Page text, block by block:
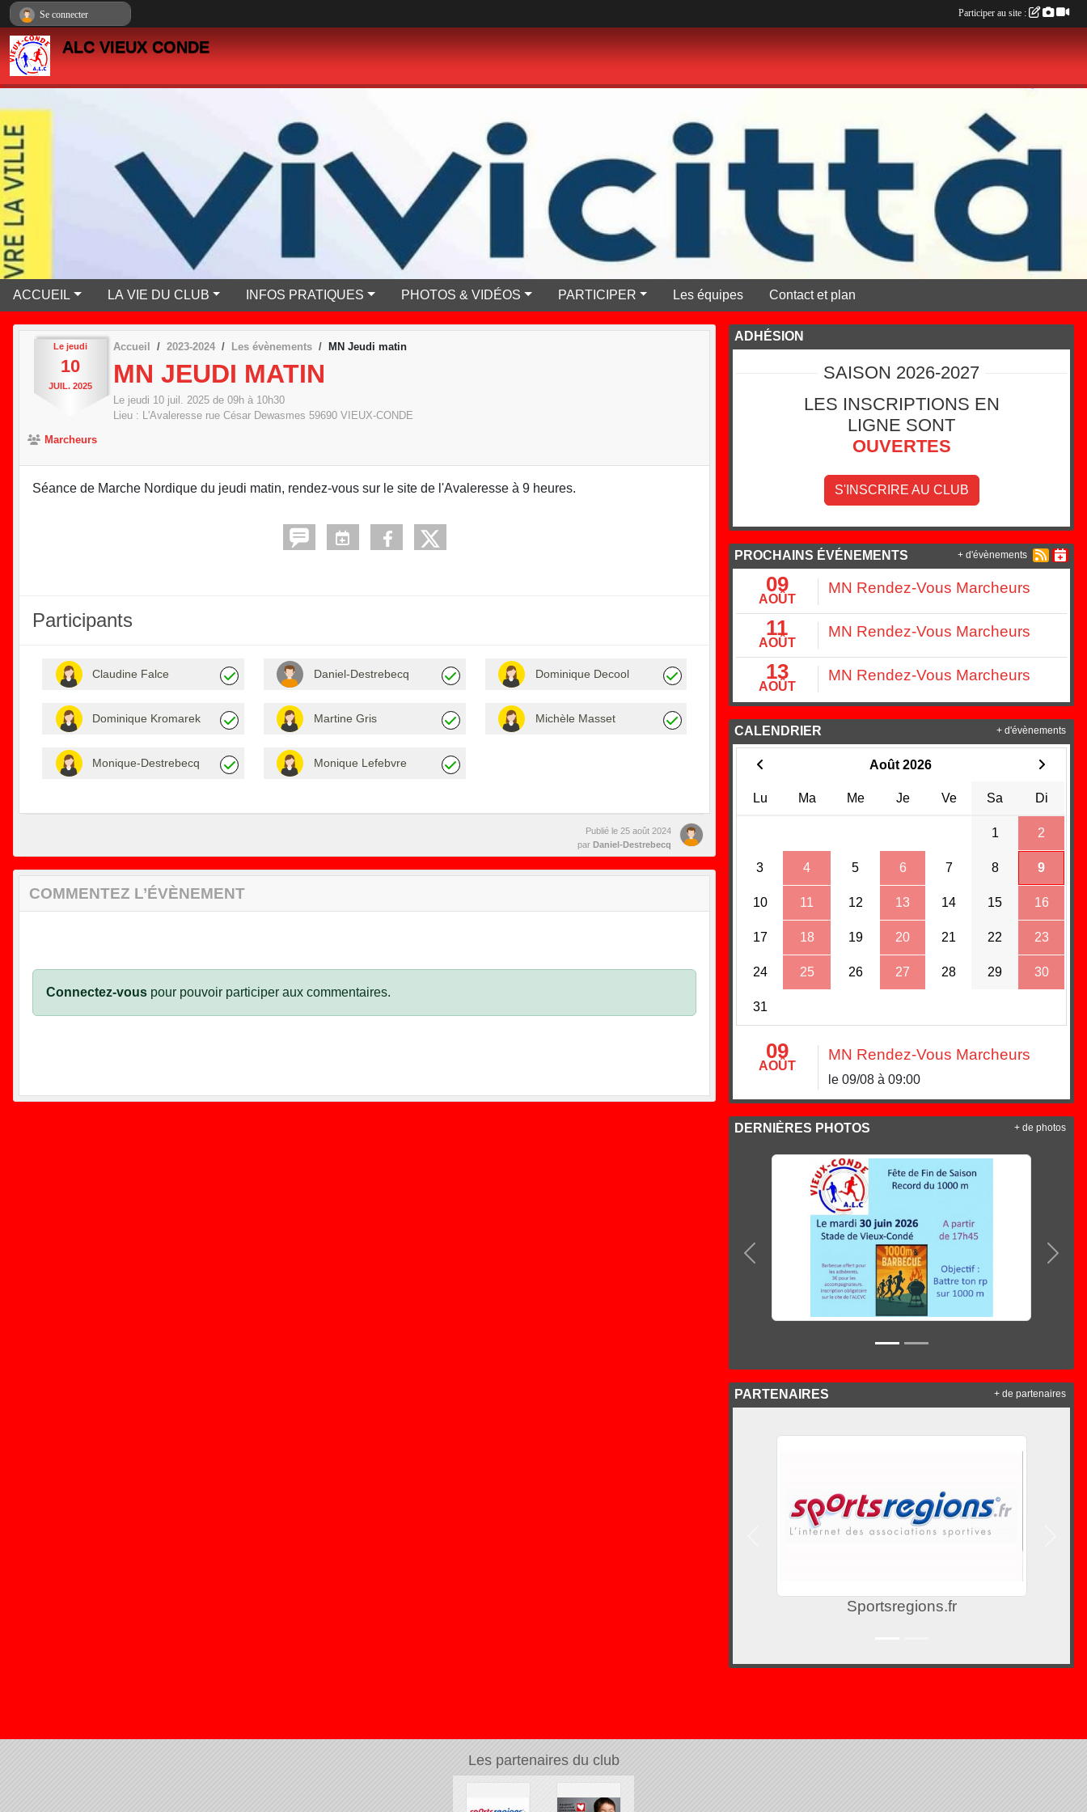
ALC VIEUX CONDE
ACCUEIL LA VIE DU CLUB INFOS PRATIQUES PHOTOS & VIDÉOS PARTICIPER Les équipes Contact et plan
Le jeudi
10
JUIL. 2025
Accueil 2023-2024 Les évènements MN Jeudi matin
MN JEUDI MATIN
Le jeudi 10 juil. 2025 de 09h à 10h30
Lieu : L'Avaleresse rue César Dewasmes 59690 VIEUX-CONDE
Marcheurs
Séance de Marche Nordique du jeudi matin, rendez-vous sur le site de l'Avaleresse à 9 heures.
Participants
Claudine Falce Daniel-Destrebecq Dominique Decool
Dominique Kromarek Martine Gris Michèle Masset
Monique-Destrebecq Monique Lefebvre
Publié le 25 août 2024
par Daniel-Destrebecq
COMMENTEZ L’ÉVÈNEMENT
Connectez-vous pour pouvoir participer aux commentaires.
ADHÉSION
SAISON 2026-2027
LES INSCRIPTIONS EN
LIGNE SONT
OUVERTES
S'INSCRIRE AU CLUB
PROCHAINS ÉVÉNEMENTS
09
AOÛT
MN Rendez-Vous Marcheurs
11
AOÛT
MN Rendez-Vous Marcheurs
13
AOÛT
MN Rendez-Vous Marcheurs
+ d'évènements
CALENDRIER
Août 2026
Lu Ma Me Je Ve Sa Di
1 2
3 4 5 6 7 8 9
10 11 12 13 14 15 16
17 18 19 20 21 22 23
24 25 26 27 28 29 30
31
09
AOÛT
MN Rendez-Vous Marcheurs
le 09/08 à 09:00
+ d'évènements
DERNIÈRES PHOTOS
Précedent
+ de photos
PARTENAIRES
Sportsregions.fr
+ de partenaires
Les partenaires du club
Se connecter Participer au site :
Panneau de gestion des cookies